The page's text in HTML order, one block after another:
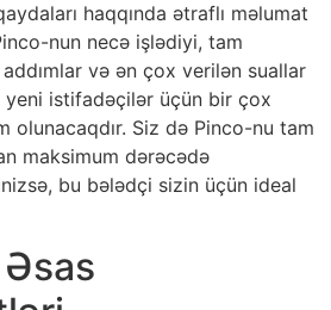
haqqında ətraflı məlumat
nun necə işlədiyi, tam
və ən çox verilən suallar
yeni istifadəçilər üçün bir çox
olunacaqdır. Siz də Pinco-nu tam
maksimum dərəcədə
bu bələdçi sizin üçün ideal